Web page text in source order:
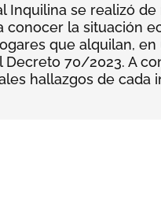
Inquilina se realizó
conocer la situación
que alquilan,
Decreto 70/2023. A
hallazgos de cada